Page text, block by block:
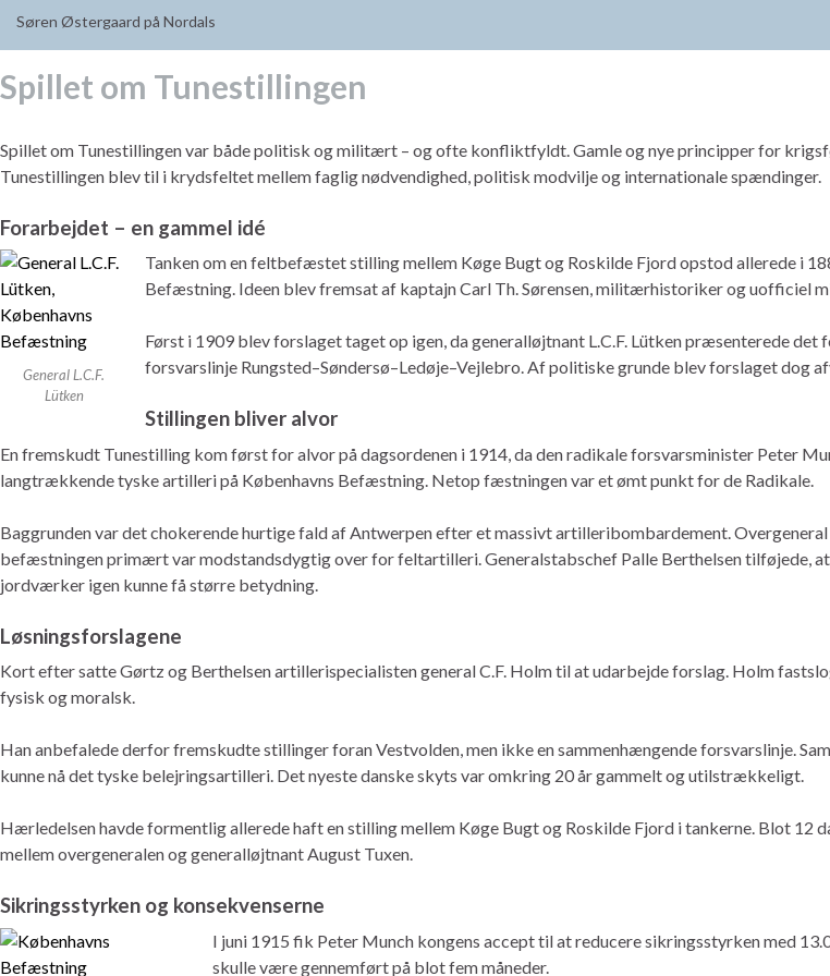
Søren Østergaard på Nordals
Spillet om Tunestillingen
Spillet om Tunestillingen var både politisk og militært – og ofte konfliktfyldt. Gamle og nye principper for
Tunestillingen blev til i krydsfeltet mellem faglig nødvendighed, politisk modvilje og internationale spændinger.
Forarbejdet – en gammel idé
General L.C.F.
Lütken
Tanken om en feltbefæstet stilling mellem Køge Bugt og Roskilde Fjord opstod allerede i
Befæstning. Ideen blev fremsat af kaptajn Carl Th. Sørensen, militærhistoriker og
Først i 1909 blev forslaget taget op igen, da generalløjtnant L.C.F. Lütken præsenterede
forsvarslinje Rungsted–Søndersø–Ledøje–Vejlebro. Af politiske grunde blev forslaget dog
Stillingen bliver alvor
En fremskudt Tunestilling kom først for alvor på dagsordenen i 1914, da den radikale forsvarsminister Peter
langtrækkende tyske artilleri på Københavns Befæstning. Netop fæstningen var et ømt punkt for de Radikale.
Baggrunden var det chokerende hurtige fald af Antwerpen efter et massivt artilleribombardement.
befæstningen primært var modstandsdygtig over for feltartilleri. Generalstabschef Palle Berthelsen tilføjede,
jordværker igen kunne få større betydning.
Løsningsforslagene
Kort efter satte Gørtz og Berthelsen artillerispecialisten general C.F. Holm til at udarbejde forslag. Holm
fysisk og moralsk.
Han anbefalede derfor fremskudte stillinger foran Vestvolden, men ikke en sammenhængende forsvarslinje.
kunne nå det tyske belejringsartilleri. Det nyeste danske skyts var omkring 20 år gammelt og utilstrækkeligt.
Hærledelsen havde formentlig allerede haft en stilling mellem Køge Bugt og Roskilde Fjord i tankerne. Blot
mellem overgeneralen og generalløjtnant August Tuxen.
Sikringsstyrken og konsekvenserne
I juni 1915 fik Peter Munch kongens accept til at reducere sikringsstyrken med
skulle være gennemført på blot fem måneder.